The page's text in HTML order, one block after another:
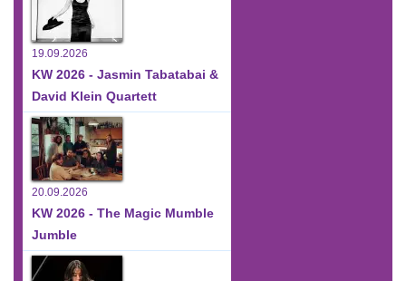
19.09.2026
KW 2026 - Jasmin Tabatabai &
David Klein Quartett
20.09.2026
KW 2026 - The Magic Mumble
Jumble